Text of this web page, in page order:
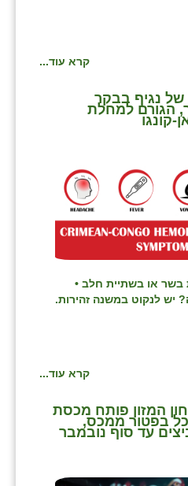
קרא עוד...
של נגיף בבקר
הגורם למחלת
קונגו
או בשתיית חלב •
יש לנקוט במשנה זהירות.
קרא עוד...
המזון פותח מכסת
בפטור ממכס,